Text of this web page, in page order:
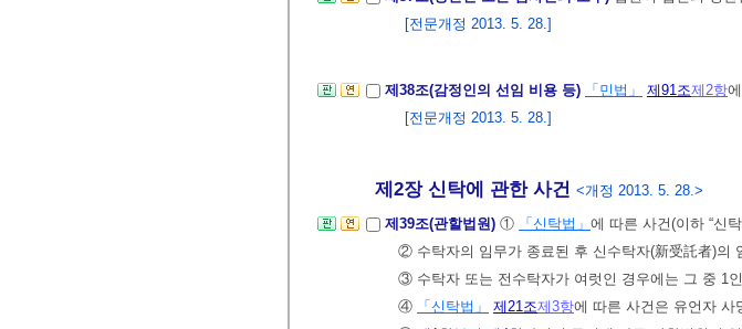
[전문개정 2013. 5. 28.]
제38조(감정인의 선임 비용 등) 「민법」 제91조제2항
[전문개정 2013. 5. 28.]
제2장 신탁에 관한 사건 <개정 2013. 5. 28.>
제39조(관할법원) ① 「신탁법」 에 따른 사건(이하 “신
② 수탁자의 임무가 종료된 후 신수탁자(新受託者)의
③ 수탁자 또는 전수탁자가 여럿인 경우에는 그 중 1
④
「신탁법」 제21조제3항에 따른 사건은 유언자 사